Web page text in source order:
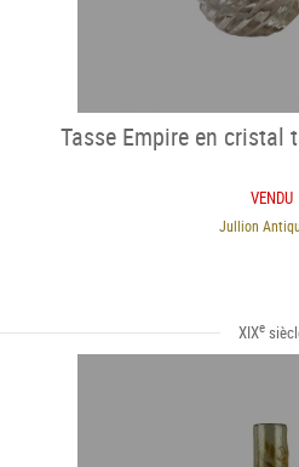
Tasse Empire en cristal
VENDU
Jullion
XIXe